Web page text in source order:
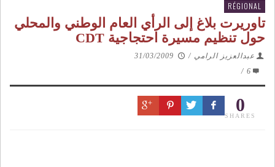
RÉGIONAL
تاوريرت بلاغ إلى الرأي العام الوطني والمحلي
حول تنظيم مسيرة احتجاجية CDT
عبدالعزيز الرامي /
31/03/2009
6
/
0
SHARES